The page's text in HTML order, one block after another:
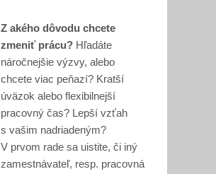
Z akého dôvodu chcete
zmeniť prácu? Hľadáte
náročnejšie výzvy, alebo
chcete viac peňazí? Kratší
úväzok alebo flexibilnejší
pracovný čas? Lepší vzťah
s vašim nadriadeným?
V prvom rade sa uistite, či iný
zamestnávateľ, resp. pracovná